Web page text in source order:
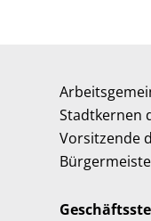
Stadtkernen
Vorsitzende